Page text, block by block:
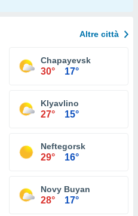
Altre città
Chapayevsk
30° 17°
Klyavlino
27° 15°
Neftegorsk
29° 16°
Novy Buyan
28° 17°